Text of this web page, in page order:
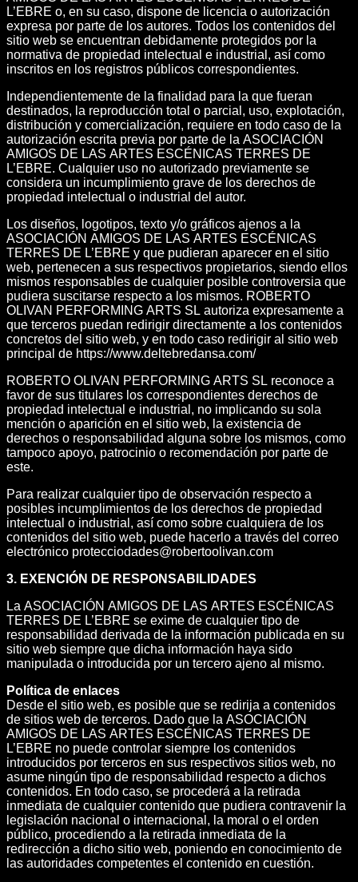
L’EBRE o, en su caso, dispone de licencia o autorización
expresa por parte de los autores. Todos los contenidos del
sitio web se encuentran debidamente protegidos por la
normativa de propiedad intelectual e industrial, así como
inscritos en los registros públicos correspondientes.
Independientemente de la finalidad para la que fueran
destinados, la reproducción total o parcial, uso, explotación,
distribución y comercialización, requiere en todo caso de la
autorización escrita previa por parte de la ASOCIACIÓN
AMIGOS DE LAS ARTES ESCÉNICAS TERRES DE
L’EBRE. Cualquier uso no autorizado previamente se
considera un incumplimiento grave de los derechos de
propiedad intelectual o industrial del autor.
Los diseños, logotipos, texto y/o gráficos ajenos a la
ASOCIACIÓN AMIGOS DE LAS ARTES ESCÉNICAS
TERRES DE L’EBRE y que pudieran aparecer en el sitio
web, pertenecen a sus respectivos propietarios, siendo ellos
mismos responsables de cualquier posible controversia que
pudiera suscitarse respecto a los mismos. ROBERTO
OLIVAN PERFORMING ARTS SL autoriza expresamente a
que terceros puedan redirigir directamente a los contenidos
concretos del sitio web, y en todo caso redirigir al sitio web
principal de https://www.deltebredansa.com/
ROBERTO OLIVAN PERFORMING ARTS SL reconoce a
favor de sus titulares los correspondientes derechos de
propiedad intelectual e industrial, no implicando su sola
mención o aparición en el sitio web, la existencia de
derechos o responsabilidad alguna sobre los mismos, como
tampoco apoyo, patrocinio o recomendación por parte de
este.
Para realizar cualquier tipo de observación respecto a
posibles incumplimientos de los derechos de propiedad
intelectual o industrial, así como sobre cualquiera de los
contenidos del sitio web, puede hacerlo a través del correo
electrónico protecciodades@robertoolivan.com
3. EXENCIÓN DE RESPONSABILIDADES
La ASOCIACIÓN AMIGOS DE LAS ARTES ESCÉNICAS
TERRES DE L’EBRE se exime de cualquier tipo de
responsabilidad derivada de la información publicada en su
sitio web siempre que dicha información haya sido
manipulada o introducida por un tercero ajeno al mismo.
Política de enlaces
Desde el sitio web, es posible que se redirija a contenidos
de sitios web de terceros. Dado que la ASOCIACIÓN
AMIGOS DE LAS ARTES ESCÉNICAS TERRES DE
L’EBRE no puede controlar siempre los contenidos
introducidos por terceros en sus respectivos sitios web, no
asume ningún tipo de responsabilidad respecto a dichos
contenidos. En todo caso, se procederá a la retirada
inmediata de cualquier contenido que pudiera contravenir la
legislación nacional o internacional, la moral o el orden
público, procediendo a la retirada inmediata de la
redirección a dicho sitio web, poniendo en conocimiento de
las autoridades competentes el contenido en cuestión.